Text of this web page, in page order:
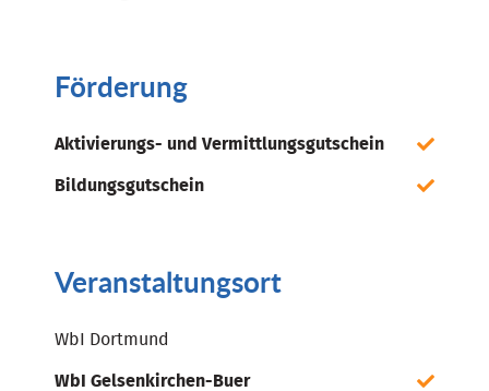
Förderung
Aktivierungs- und Vermittlungsgutschein
Bildungsgutschein
Veranstaltungsort
WbI Dortmund
WbI Gelsenkirchen-Buer